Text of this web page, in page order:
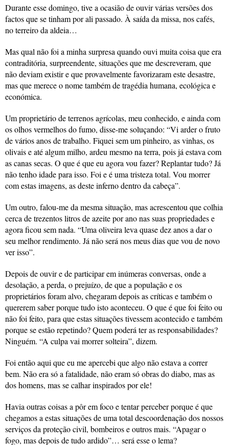
Durante esse domingo, tive a ocasião de ouvir várias versões dos
factos que se tinham por ali passado. À saída da missa, nos cafés,
no terreiro da aldeia…
Mas qual não foi a minha surpresa quando ouvi muita coisa que era
contraditória, surpreendente, situações que me descreveram, que
não deviam existir e que provavelmente favorizaram este desastre,
mas que merece o nome também de tragédia humana, ecológica e
económica.
Um proprietário de terrenos agrícolas, meu conhecido, e ainda com
os olhos vermelhos do fumo, disse-me soluçando: “Vi arder o fruto
de vários anos de trabalho. Fiquei sem um pinheiro, as vinhas, os
olivais e até algum milho, ardeu mesmo na terra, pois já estava com
as canas secas. O que é que eu agora vou fazer? Replantar tudo? Já
não tenho idade para isso. Foi e é uma tristeza total. Vou morrer
com estas imagens, as deste inferno dentro da cabeça”.
Um outro, falou-me da mesma situação, mas acrescentou que colhia
cerca de trezentos litros de azeite por ano nas suas propriedades e
agora ficou sem nada. “Uma oliveira leva quase dez anos a dar o
seu melhor rendimento. Já não será nos meus dias que vou de novo
ver isso”.
Depois de ouvir e de participar em inúmeras conversas, onde a
desolação, a perda, o prejuízo, de que a população e os
proprietários foram alvo, chegaram depois as críticas e também o
quererem saber porque tudo isto aconteceu. O que é que foi feito ou
não foi feito, para que estas situações tivessem acontecido e também
porque se estão repetindo? Quem poderá ter as responsabilidades?
Ninguém. “A culpa vai morrer solteira”, dizem.
Foi então aqui que eu me apercebi que algo não estava a correr
bem. Não era só a fatalidade, não eram só obras do diabo, mas as
dos homens, mas se calhar inspirados por ele!
Havia outras coisas a pôr em foco e tentar perceber porque é que
chegamos a estas situações de uma total descoordenação dos nossos
serviços da proteção civil, bombeiros e outros mais. “Apagar o
fogo, mas depois de tudo ardido”… será esse o lema?